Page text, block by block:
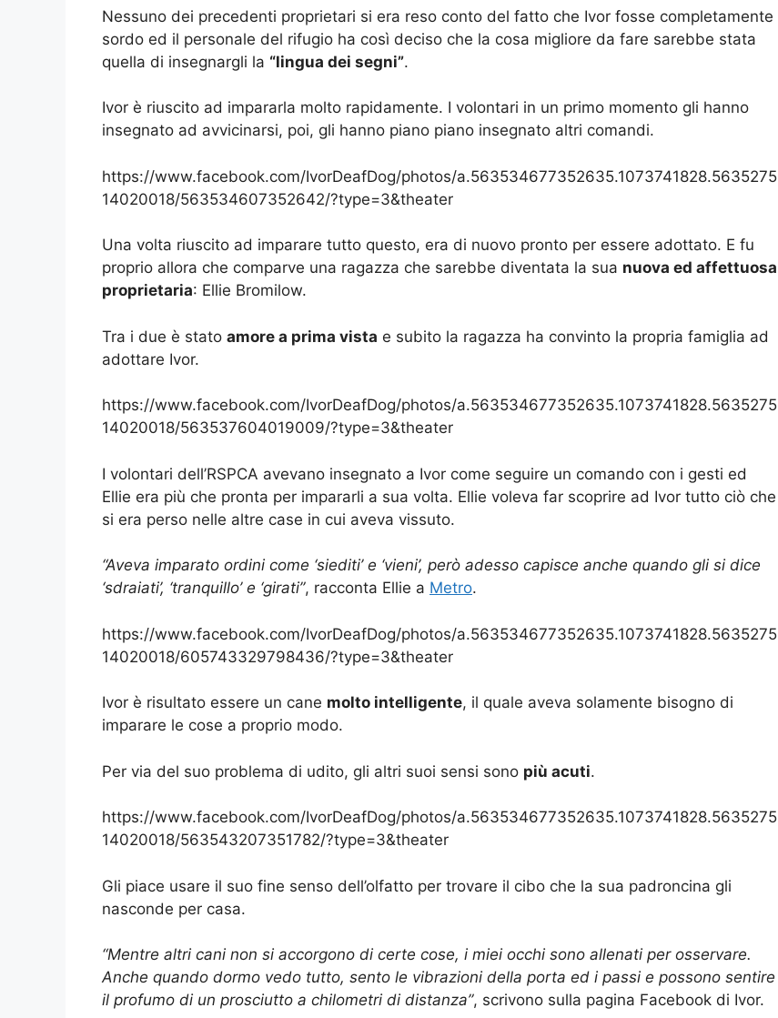
Nessuno dei precedenti proprietari si era reso conto del fatto che Ivor fosse completamente
sordo ed il personale del rifugio ha così deciso che la cosa migliore da fare sarebbe stata
quella di insegnargli la “lingua dei segni”.
Ivor è riuscito ad impararla molto rapidamente. I volontari in un primo momento gli hanno
insegnato ad avvicinarsi, poi, gli hanno piano piano insegnato altri comandi.
https://www.facebook.com/IvorDeafDog/photos/a.563534677352635.1073741828.5635275
14020018/563534607352642/?type=3&theater
Una volta riuscito ad imparare tutto questo, era di nuovo pronto per essere adottato. E fu
proprio allora che comparve una ragazza che sarebbe diventata la sua nuova ed affettuosa
proprietaria: Ellie Bromilow.
Tra i due è stato amore a prima vista e subito la ragazza ha convinto la propria famiglia ad
adottare Ivor.
https://www.facebook.com/IvorDeafDog/photos/a.563534677352635.1073741828.5635275
14020018/563537604019009/?type=3&theater
I volontari dell’RSPCA avevano insegnato a Ivor come seguire un comando con i gesti ed
Ellie era più che pronta per impararli a sua volta. Ellie voleva far scoprire ad Ivor tutto ciò che
si era perso nelle altre case in cui aveva vissuto.
“Aveva imparato ordini come ‘siediti’ e ‘vieni’, però adesso capisce anche quando gli si dice
‘sdraiati’, ‘tranquillo’ e ‘girati”, racconta Ellie a Metro.
https://www.facebook.com/IvorDeafDog/photos/a.563534677352635.1073741828.5635275
14020018/605743329798436/?type=3&theater
Ivor è risultato essere un cane molto intelligente, il quale aveva solamente bisogno di
imparare le cose a proprio modo.
Per via del suo problema di udito, gli altri suoi sensi sono più acuti.
https://www.facebook.com/IvorDeafDog/photos/a.563534677352635.1073741828.5635275
14020018/563543207351782/?type=3&theater
Gli piace usare il suo fine senso dell’olfatto per trovare il cibo che la sua padroncina gli
nasconde per casa.
“Mentre altri cani non si accorgono di certe cose, i miei occhi sono allenati per osservare.
Anche quando dormo vedo tutto, sento le vibrazioni della porta ed i passi e possono sentire
il profumo di un prosciutto a chilometri di distanza”, scrivono sulla pagina Facebook di Ivor.